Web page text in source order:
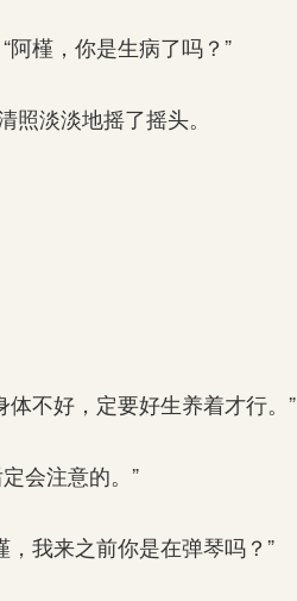
槿，你是生病了吗？”
淡淡地摇了摇头。
不好，定要好生养着才行。”
会注意的。”
我来之前你是在弹琴吗？”